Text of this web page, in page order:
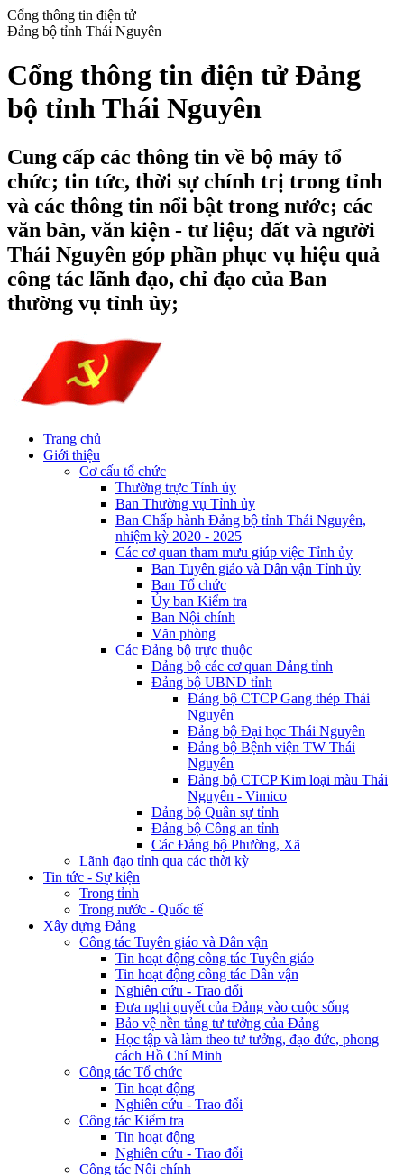
Cổng thông tin điện tử
Đảng bộ tỉnh Thái Nguyên
Cổng thông tin điện tử Đảng
bộ tỉnh Thái Nguyên
Cung cấp các thông tin về bộ máy tổ
chức; tin tức, thời sự chính trị trong tỉnh
và các thông tin nổi bật trong nước; các
văn bản, văn kiện - tư liệu; đất và người
Thái Nguyên góp phần phục vụ hiệu quả
công tác lãnh đạo, chỉ đạo của Ban
thường vụ tỉnh ủy;
Trang chủ
Giới thiệu
Cơ cấu tổ chức
Thường trực Tỉnh ủy
Ban Thường vụ Tỉnh ủy
Ban Chấp hành Đảng bộ tỉnh Thái Nguyên,
nhiệm kỳ 2020 - 2025
Các cơ quan tham mưu giúp việc Tỉnh ủy
Ban Tuyên giáo và Dân vận Tỉnh ủy
Ban Tổ chức
Ủy ban Kiểm tra
Ban Nội chính
Văn phòng
Các Đảng bộ trực thuộc
Đảng bộ các cơ quan Đảng tỉnh
Đảng bộ UBND tỉnh
Đảng bộ CTCP Gang thép Thái
Nguyên
Đảng bộ Đại học Thái Nguyên
Đảng bộ Bệnh viện TW Thái
Nguyên
Đảng bộ CTCP Kim loại màu Thái
Nguyên - Vimico
Đảng bộ Quân sự tỉnh
Đảng bộ Công an tỉnh
Các Đảng bộ Phường, Xã
Lãnh đạo tỉnh qua các thời kỳ
Tin tức - Sự kiện
Trong tỉnh
Trong nước - Quốc tế
Xây dựng Đảng
Công tác Tuyên giáo và Dân vận
Tin hoạt động công tác Tuyên giáo
Tin hoạt động công tác Dân vận
Nghiên cứu - Trao đổi
Đưa nghị quyết của Đảng vào cuộc sống
Bảo vệ nền tảng tư tưởng của Đảng
Học tập và làm theo tư tưởng, đạo đức, phong
cách Hồ Chí Minh
Công tác Tổ chức
Tin hoạt động
Nghiên cứu - Trao đổi
Công tác Kiểm tra
Tin hoạt động
Nghiên cứu - Trao đổi
Công tác Nội chính